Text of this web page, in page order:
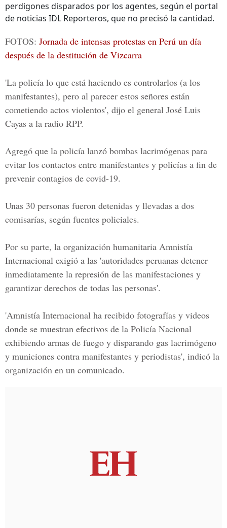
perdigones disparados por los agentes, según el portal
de noticias IDL Reporteros, que no precisó la cantidad.
FOTOS: Jornada de intensas protestas en Perú un día
después de la destitución de Vizcarra
'La policía lo que está haciendo es controlarlos (a los
manifestantes), pero al parecer estos señores están
cometiendo actos violentos', dijo el general José Luis
Cayas a la radio RPP.
Agregó que la policía lanzó bombas lacrimógenas para
evitar los contactos entre manifestantes y policías a fin de
prevenir contagios de covid-19.
Unas 30 personas fueron detenidas y llevadas a dos
comisarías, según fuentes policiales.
Por su parte, la organización humanitaria Amnistía
Internacional exigió a las 'autoridades peruanas detener
inmediatamente la represión de las manifestaciones y
garantizar derechos de todas las personas'.
'Amnistía Internacional ha recibido fotografías y videos
donde se muestran efectivos de la Policía Nacional
exhibiendo armas de fuego y disparando gas lacrimógeno
y municiones contra manifestantes y periodistas', indicó la
organización en un comunicado.